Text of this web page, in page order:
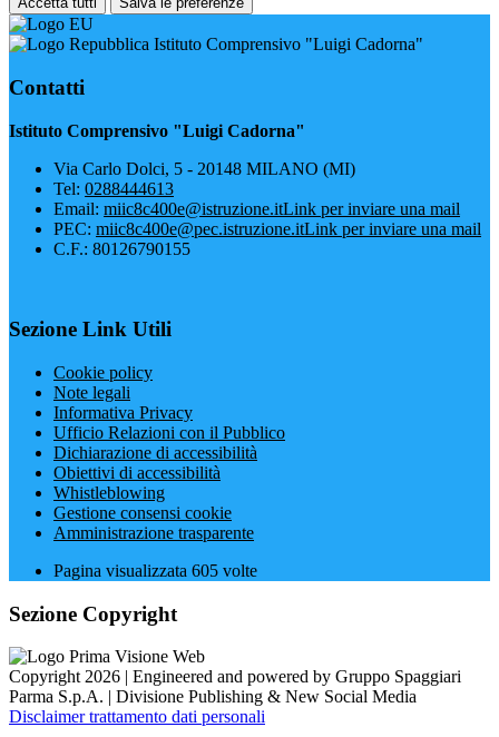
Istituto Comprensivo "Luigi Cadorna"
Contatti
Istituto Comprensivo "Luigi Cadorna"
Via Carlo Dolci, 5 - 20148 MILANO (MI)
Tel: 0288444613
Email: miic8c400e@istruzione.itLink per inviare una mail
PEC: miic8c400e@pec.istruzione.itLink per inviare una mail
C.F.: 80126790155
Sezione Link Utili
Cookie policy
Note legali
Informativa Privacy
Ufficio Relazioni con il Pubblico
Dichiarazione di accessibilità
Obiettivi di accessibilità
Whistleblowing
Gestione consensi cookie
Amministrazione trasparente
Pagina visualizzata 605 volte
Sezione Copyright
Copyright 2026 | Engineered and powered by Gruppo Spaggiari
Parma S.p.A. | Divisione Publishing & New Social Media
Disclaimer trattamento dati personali